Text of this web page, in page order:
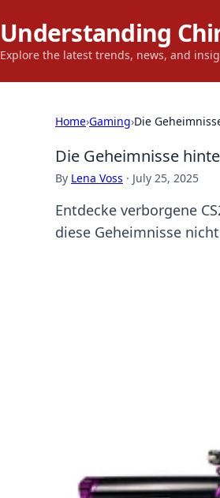
Understanding
Explore the latest trends, news, and
Home›Gaming›Die
Die Geheimnisse
By Lena Voss · July 25, 2025
Entdecke verborgene
diese Geheimnisse